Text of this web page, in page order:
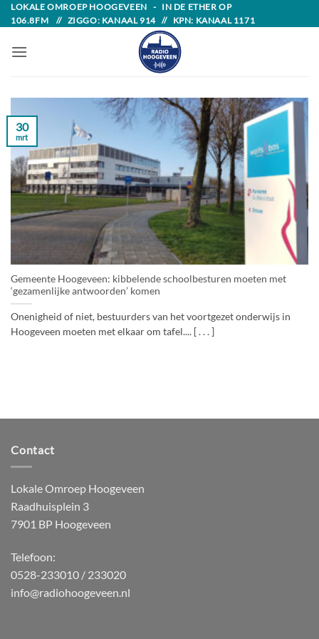
Skip
to
content
LOKALE OMROEP HOOGEVEEN - IN DE ETHER OP
106.8FM // ZIGGO: KANAAL 914 // KPN: KANAAL 1171
Gemeente Hoogeveen: kibbelende schoolbesturen moeten met
‘gezamenlijke antwoorden’ komen
Onenigheid of niet, bestuurders van het voortgezet onderwijs in
Hoogeveen moeten met elkaar om tafel.... [ . . . ]
30
mrt
Contact
Lokale Omroep Hoogeveen
Raadhuisplein 3
7901 BP Hoogeveen
Telefoon:
0528-233010 / 233020
info@radiohoogeveen.nl